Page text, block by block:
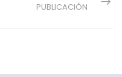
PUBLICACIÓN